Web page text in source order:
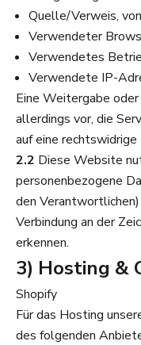
Quelle/Verweis,
Verwendeter
Verwendetes
Verwendete IP-
Eine Weitergabe
allerdings vor, die
auf eine
2.2 Diese Website
personenbezogene
den
Verbindung an der
erkennen.
3) Hosting &
Shopify
Für das Hosting
des folgenden